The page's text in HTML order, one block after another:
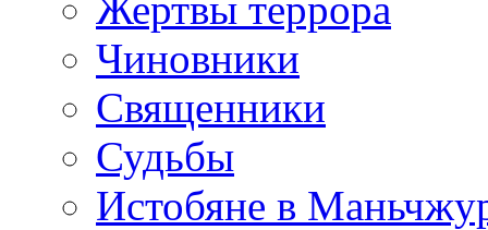
Чиновники
Священники
Судьбы
Истобяне в